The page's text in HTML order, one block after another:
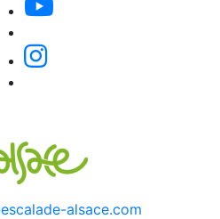
alsace.com